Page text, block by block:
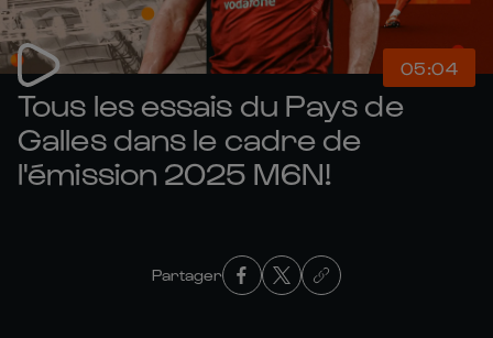
05:04
Tous les essais du Pays de
Galles dans le cadre de
l'émission 2025 M6N!
Partager